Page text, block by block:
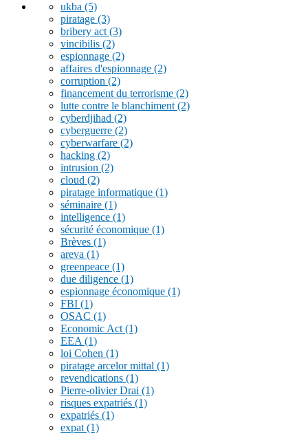
ukba (5)
piratage (3)
bribery act (3)
vincibilis (2)
espionnage (2)
affaires d'espionnage (2)
corruption (2)
financement du terrorisme (2)
lutte contre le blanchiment (2)
cyberdjihad (2)
cyberguerre (2)
cyberwarfare (2)
hacking (2)
intrusion (2)
cloud (2)
piratage informatique (1)
séminaire (1)
intelligence (1)
sécurité économique (1)
Brèves (1)
areva (1)
greenpeace (1)
due diligence (1)
espionnage économique (1)
FBI (1)
OSAC (1)
Economic Act (1)
EEA (1)
loi Cohen (1)
piratage arcelor mittal (1)
revendications (1)
Pierre-olivier Drai (1)
risques expatriés (1)
expatriés (1)
expat (1)